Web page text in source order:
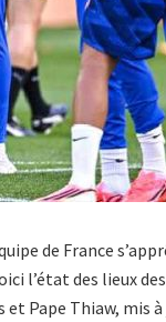
de France
l’état des lieux
Pape Thiaw, mis à